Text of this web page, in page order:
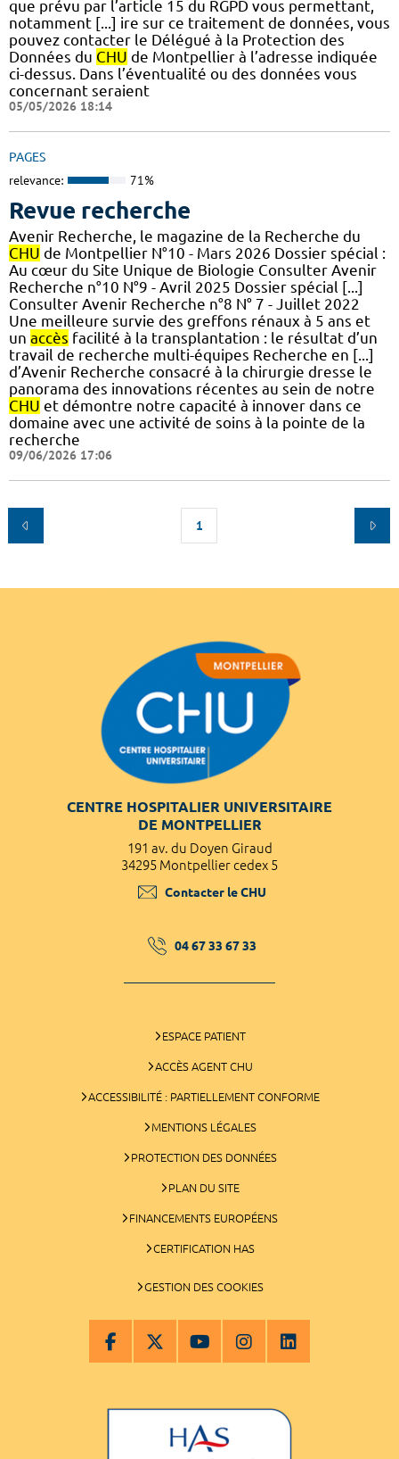
que prévu par l’article 15 du RGPD vous permettant,
notamment [...] ire sur ce traitement de données, vous
pouvez contacter le Délégué à la Protection des
Données du CHU de Montpellier à l’adresse indiquée
ci-dessus. Dans l’éventualité ou des données vous
concernant seraient
05/05/2026 18:14
PAGES
relevance: 71%
Revue recherche
Avenir Recherche, le magazine de la Recherche du
CHU de Montpellier N°10 - Mars 2026 Dossier spécial :
Au cœur du Site Unique de Biologie Consulter Avenir
Recherche n°10 N°9 - Avril 2025 Dossier spécial [...]
Consulter Avenir Recherche n°8 N° 7 - Juillet 2022
Une meilleure survie des greffons rénaux à 5 ans et
un accès facilité à la transplantation : le résultat d’un
travail de recherche multi-équipes Recherche en [...]
d’Avenir Recherche consacré à la chirurgie dresse le
panorama des innovations récentes au sein de notre
CHU et démontre notre capacité à innover dans ce
domaine avec une activité de soins à la pointe de la
recherche
09/06/2026 17:06
1
CENTRE HOSPITALIER UNIVERSITAIRE
DE MONTPELLIER
191 av. du Doyen Giraud
34295 Montpellier cedex 5
Contacter le CHU
04 67 33 67 33
ESPACE PATIENT
ACCÈS AGENT CHU
ACCESSIBILITÉ : PARTIELLEMENT CONFORME
MENTIONS LÉGALES
PROTECTION DES DONNÉES
PLAN DU SITE
FINANCEMENTS EUROPÉENS
CERTIFICATION HAS
GESTION DES COOKIES